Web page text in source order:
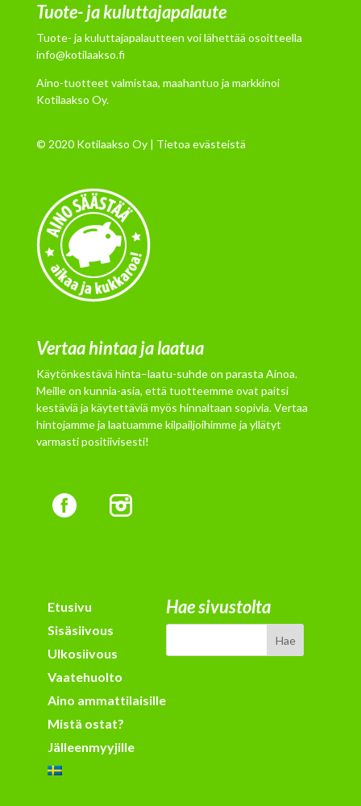
Tuote- ja kuluttajapalaute
Tuote- ja kuluttajapalautteen voi lähettää osoitteella
info@kotilaakso.fi
Aino-tuotteet valmistaa, maahantuo ja markkinoi
Kotilaakso Oy.
© 2020 Kotilaakso Oy | Tietoa evästeistä
Vertaa hintaa ja laatua
Käytönkestävä hinta–laatu-suhde on parasta Ainoa.
Meille on kunnia-asia, että tuotteemme ovat paitsi
kestäviä ja käytettäviä myös hinnaltaan sopivia. Vertaa
hintojamme ja laatuamme kilpailjoihimme ja yllätyt
varmasti positiivisesti!
Etusivu
Sisäsiivous
Ulkosiivous
Vaatehuolto
Aino ammattilaisille
Mistä ostat?
Jälleenmyyjille
Hae sivustolta